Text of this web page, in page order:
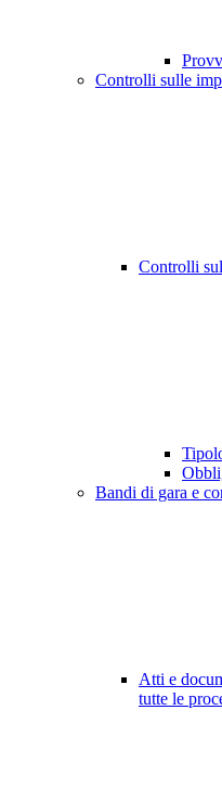
Controlli sulle
Controlli
Bandi di gara e
Atti e
tutte le